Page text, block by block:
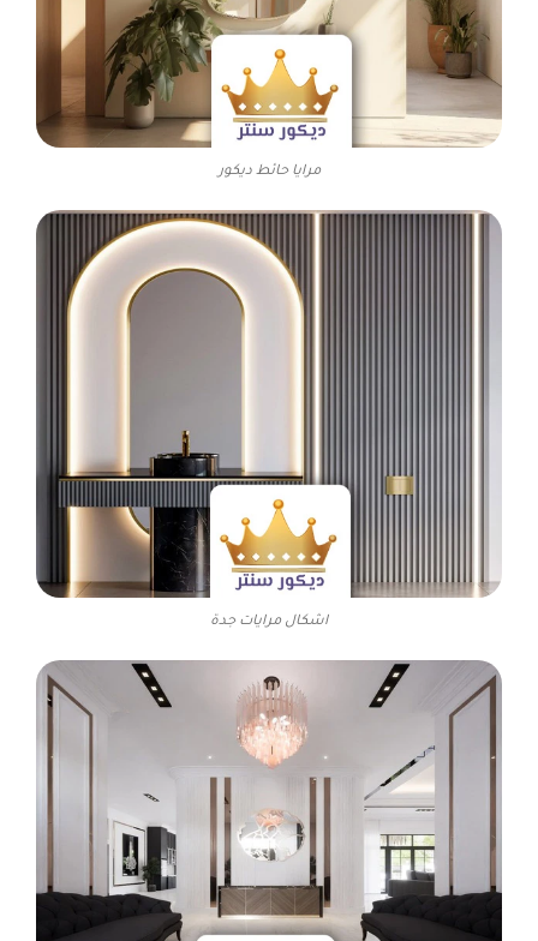
مرايا حائط ديكور
اشكال مرايات جدة